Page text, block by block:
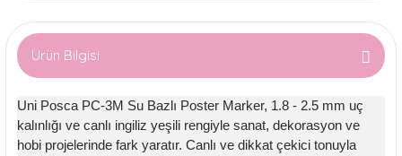
Ürün Bilgisi
Uni Posca PC-3M Su Bazlı Poster Marker, 1.8 - 2.5 mm uç
kalınlığı ve canlı ingiliz yeşili rengiyle sanat, dekorasyon ve
hobi projelerinde fark yaratır. Canlı ve dikkat çekici tonuyla